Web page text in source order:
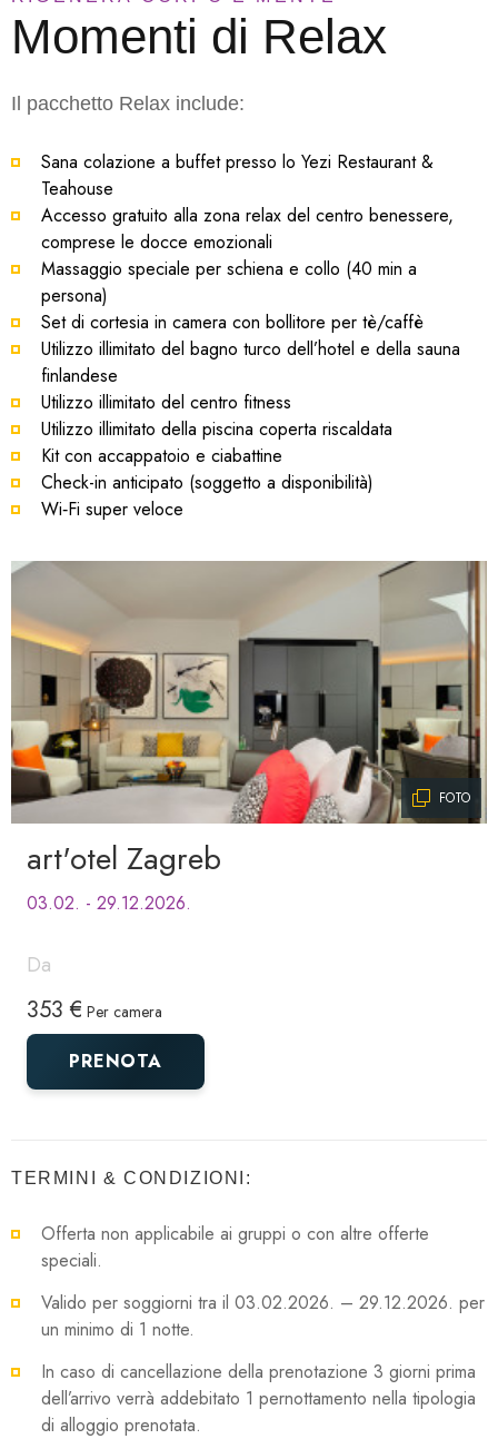
Momenti di Relax
Il pacchetto Relax include:
Sana colazione a buffet presso lo Yezi Restaurant &
Teahouse
Accesso gratuito alla zona relax del centro benessere,
comprese le docce emozionali
Massaggio speciale per schiena e collo (40 min a
persona)
Set di cortesia in camera con bollitore per tè/caffè
Utilizzo illimitato del bagno turco dell’hotel e della sauna
finlandese
Utilizzo illimitato del centro fitness
Utilizzo illimitato della piscina coperta riscaldata
Kit con accappatoio e ciabattine
Check-in anticipato (soggetto a disponibilità)
Wi‑Fi super veloce
FOTO
Da
353 € Per camera
PRENOTA
art'otel Zagreb
03.02. - 29.12.2026.
TERMINI & CONDIZIONI:
Offerta non applicabile ai gruppi o con altre offerte
speciali.
Valido per soggiorni tra il 03.02.2026. – 29.12.2026. per
un minimo di 1 notte.
In caso di cancellazione della prenotazione 3 giorni prima
dell’arrivo verrà addebitato 1 pernottamento nella tipologia
di alloggio prenotata.